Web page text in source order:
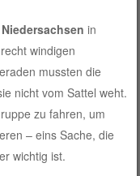
in
windigen
mussten die
nicht vom Sattel weht.
zu fahren, um
– eins Sache, die
wichtig ist.